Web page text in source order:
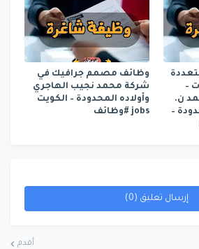
–
ن.
–
وظائف مصمم جرافيك في
شركة محمد نجيب الهاجري
وأولاده المحدودة – الكويت
jobs #وظائف
إرسال تعليق (0)
أقدم